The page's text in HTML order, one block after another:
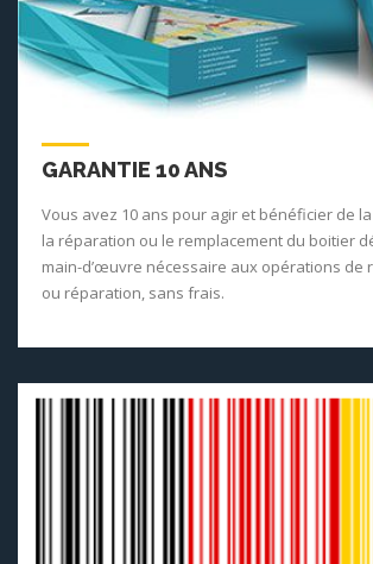
GARANTIE 10 ANS
Vous avez 10 ans pour agir et bénéficier de
la réparation ou le remplacement du boitier
main-d’œuvre nécessaire aux opérations de
ou réparation, sans frais.